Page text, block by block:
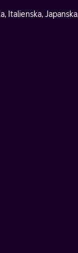
Italienska,